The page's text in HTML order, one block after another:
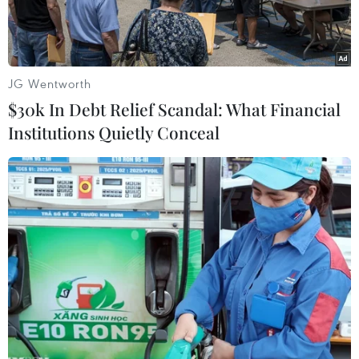
nhiệm sở.
Lực lượng thực thi pháp luật tiến hành khám xét tại khu nghỉ
dưỡng Mar-a-Lago của cựu Tổng thống Mỹ Donald Trump ở
Palm Beach, bang Florida ngày 9/8/2022. (Ảnh: AFP/TTXVN)
Ngày 11/8, Bộ trưởng Tư pháp Mỹ Merrick
JG Wentworth
$30k In Debt Relief Scandal: What Financial
Institutions Quietly Conceal